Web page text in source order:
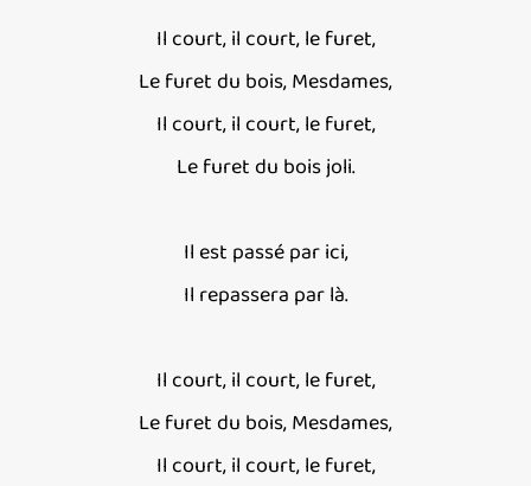
Il court, il court, le furet,
Le furet du bois, Mesdames,
Il court, il court, le furet,
Le furet du bois joli.
Il est passé par ici,
Il repassera par là.
Il court, il court, le furet,
Le furet du bois, Mesdames,
Il court, il court, le furet,